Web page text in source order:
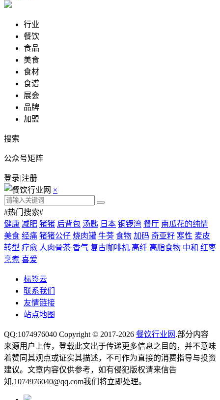
行业
餐饮
食品
美食
食材
食谱
展会
品牌
加盟
搜索
公众号矩阵
登录|注册
×
#热门搜索#
健康 减肥 猪猪 后背包 汤匙 日本 铜锣湾 餐厅 南瓜花的纯情
美食 经痛 猪猪公仔 烧肉罐 牛蒡 食物 加码 奇亚籽 寒性 麦皮
转型 疗愈 人肉骨茶 香气 复古咖啡机 高纤 高脂食物 中和 红枣
烹煮 喜爱
标签云
联系我们
友情链接
站点地图
QQ:1074976040 Copyright © 2017-2026 餐饮行业网 .部分内容
来源用户上传，登载此文出于传递更多信息之目的，并不意味
着赞同其观点或证实其描述，不可作为直接的消费指导与投资
建议。文章内容仅供参考，如有侵犯版权请来信告
知,1074976040@qq.com我们将立即处理。